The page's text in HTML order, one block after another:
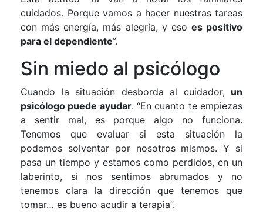
cuidados. Porque vamos a hacer nuestras tareas
con más energía, más alegría, y eso es positivo
para el dependiente”.
Sin miedo al psicólogo
Cuando la situación desborda al cuidador, un
psicólogo puede ayudar. “En cuanto te empiezas
a sentir mal, es porque algo no funciona.
Tenemos que evaluar si esta situación la
podemos solventar por nosotros mismos. Y si
pasa un tiempo y estamos como perdidos, en un
laberinto, si nos sentimos abrumados y no
tenemos clara la dirección que tenemos que
tomar… es bueno acudir a terapia”.